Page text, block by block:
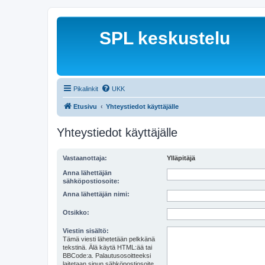
SPL keskustelu
Pikalinkit UKK
Etusivu Yhteystiedot käyttäjälle
Yhteystiedot käyttäjälle
Vastaanottaja: Ylläpitäjä
Anna lähettäjän
sähköpostiosoite:
Anna lähettäjän nimi:
Otsikko:
Viestin sisältö:
Tämä viesti lähetetään pelkkänä
tekstinä. Älä käytä HTML:ää tai
BBCode:a. Palautusosoitteeksi